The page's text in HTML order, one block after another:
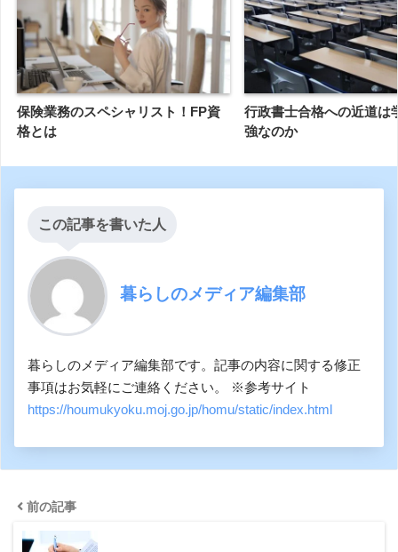
保険業務のスペシャリスト！FP資
格とは
行政書士合格への近道は
強なのか
この記事を書いた人
暮らしのメディア編集部
暮らしのメディア編集部です。記事の内容に関する修正
事項はお気軽にご連絡ください。 ※参考サイト
https://houmukyoku.moj.go.jp/homu/static/index.html
前の記事